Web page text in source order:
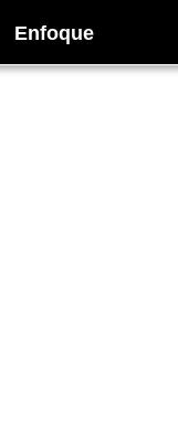
Enfoque